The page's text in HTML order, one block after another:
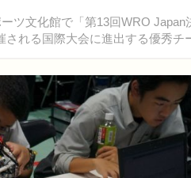
ツ文化館で「第13回WRO Japan
れる国際大会に進出する優秀チ